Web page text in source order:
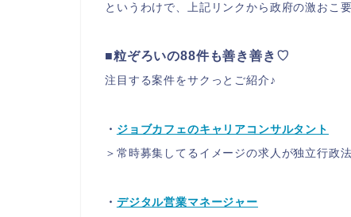
というわけで、上記リンクから政府の激おこ
■粒ぞろいの88件も善き善き♡
注目する案件をサクっとご紹介♪
・ ジョブカフェのキャリアコンサルタント
＞常時募集してるイメージの求人が独立行
・ デジタル営業マネージャー